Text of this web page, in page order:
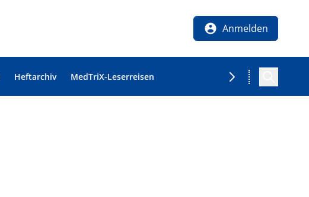
Anmelden
Heftarchiv MedTriX-Leserreisen